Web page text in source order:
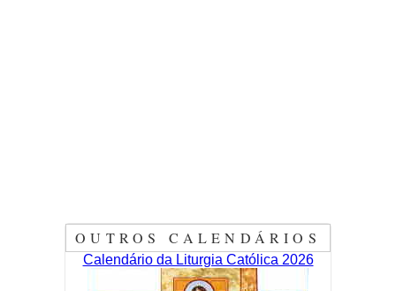
OUTROS CALENDÁRIOS
Calendário da Liturgia Católica 2026